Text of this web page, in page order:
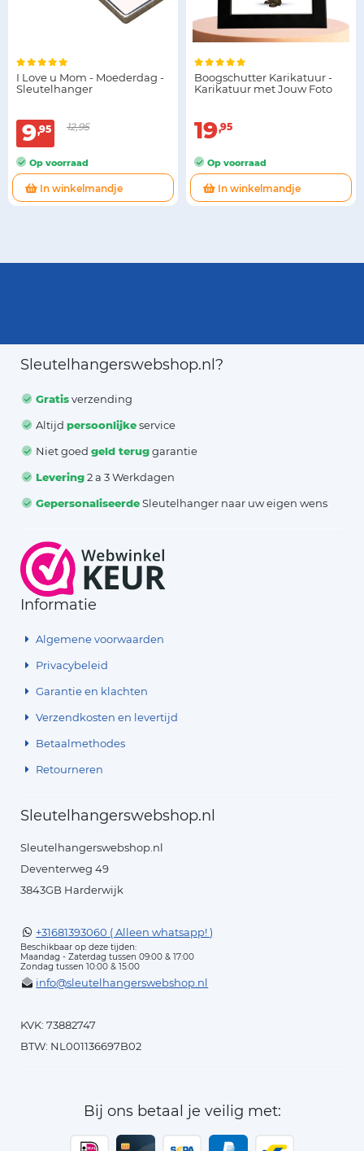
I Love u Mom - Moederdag -
Sleutelhanger
9 95 12,95
Op voorraad
In winkelmandje
Boogschutter Karikatuur -
Karikatuur met Jouw Foto
19 95
Op voorraad
In winkelmandje
Sleutelhangerswebshop.nl?
Gratisverzending
Altijdpersoonlijkeservice
Niet goedgeld teruggarantie
Levering2 a 3 Werkdagen
GepersonaliseerdeSleutelhanger naar uw eigen wens
Informatie
Algemene voorwaarden
Privacybeleid
Garantie en klachten
Verzendkosten en levertijd
Betaalmethodes
Retourneren
Sleutelhangerswebshop.nl
Sleutelhangerswebshop.nl
Deventerweg 49
3843GB Harderwijk
+31681393060 ( Alleen whatsapp! )
Beschikbaar op deze tijden:
Maandag - Zaterdag tussen 09:00 & 17:00
Zondag tussen 10:00 & 15:00
info@sleutelhangerswebshop.nl
KVK: 73882747
BTW: NL001136697B02
Bij ons betaal je veilig met: